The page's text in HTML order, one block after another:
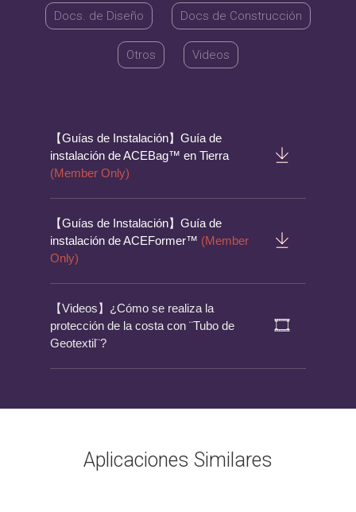
Docs. de Diseño Docs de Construcción
Otros Videos
【Guías de Instalación】Guía de
instalación de ACEBag™ en Tierra
(Member Only)
【Guías de Instalación】Guía de
instalación de ACEFormer™ (Member
Only)
【Videos】¿Cómo se realiza la
protección de la costa con ¨Tubo de
Geotextil¨?
Aplicaciones Similares